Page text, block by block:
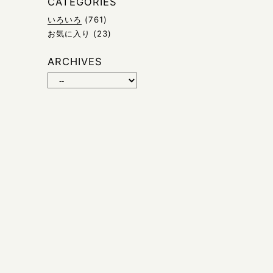
いろいろ (761)
お気に入り
(23)
ARCHIVES